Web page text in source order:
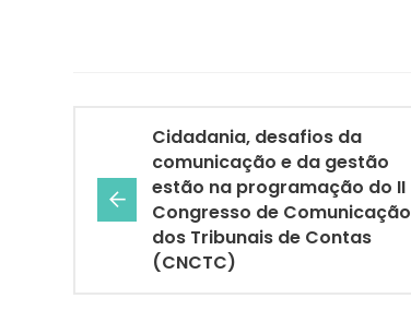
Cidadania, desafios da
comunicação e da gestão
estão na programação do II
Congresso de Comunicação
dos Tribunais de Contas
(CNCTC)